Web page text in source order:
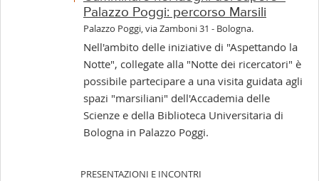
Palazzo Poggi: percorso Marsili
Palazzo Poggi, via Zamboni 31 - Bologna.
Nell'ambito delle iniziative di "Aspettando la
Notte", collegate alla "Notte dei ricercatori" è
possibile partecipare a una visita guidata agli
spazi "marsiliani" dell'Accademia delle
Scienze e della Biblioteca Universitaria di
Bologna in Palazzo Poggi.
PRESENTAZIONI E INCONTRI